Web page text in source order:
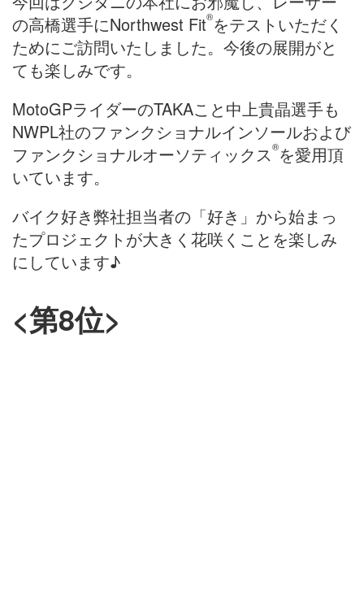
の高橋選手にNorthwest Fit®をテストいただく
ためにご訪問いたしました。今後の展開がと
ても楽しみです。
MotoGPライダーのTAKAこと中上貴晶選手も
NWPL社のファンクショナルインソールおよび
ファンクショナルオーソティックス®を愛用頂
いています。
バイク好き弊社担当者の「好き」から始まっ
たプロジェクトが大きく花咲くことを楽しみ
にしています♪
<第8位>